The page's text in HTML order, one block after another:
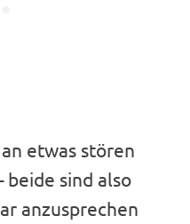
etwas stören
beide sind also
anzusprechen